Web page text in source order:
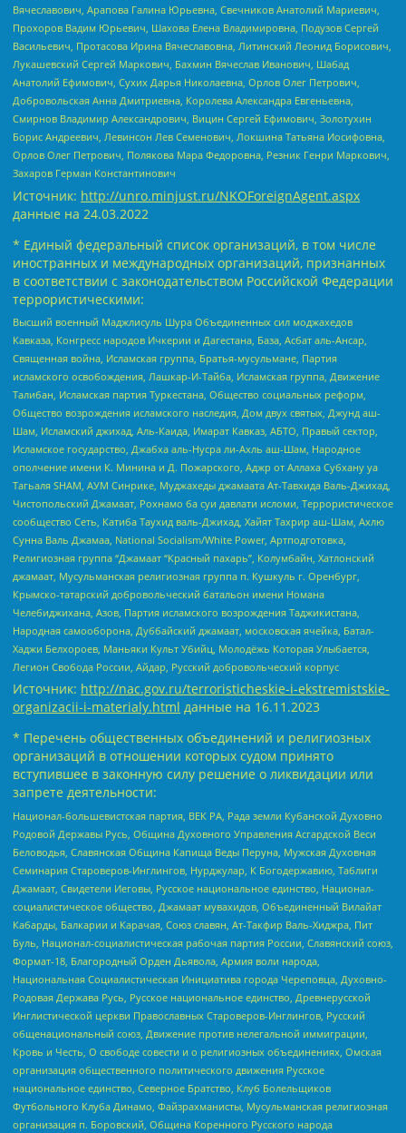
Вячеславович, Арапова Галина Юрьевна, Свечников Анатолий Мариевич,
Прохоров Вадим Юрьевич, Шахова Елена Владимировна, Подузов Сергей
Васильевич, Протасова Ирина Вячеславовна, Литинский Леонид Борисович,
Лукашевский Сергей Маркович, Бахмин Вячеслав Иванович, Шабад
Анатолий Ефимович, Сухих Дарья Николаевна, Орлов Олег Петрович,
Добровольская Анна Дмитриевна, Королева Александра Евгеньевна,
Смирнов Владимир Александрович, Вицин Сергей Ефимович, Золотухин
Борис Андреевич, Левинсон Лев Семенович, Локшина Татьяна Иосифовна,
Орлов Олег Петрович, Полякова Мара Федоровна, Резник Генри Маркович,
Захаров Герман Константинович
Источник: http://unro.minjust.ru/NKOForeignAgent.aspx
данные на 24.03.2022
* Единый федеральный список организаций, в том числе
иностранных и международных организаций, признанных
в соответствии с законодательством Российской Федерации
террористическими:
Высший военный Маджлисуль Шура Объединенных сил моджахедов
Кавказа, Конгресс народов Ичкерии и Дагестана, База, Асбат аль-Ансар,
Священная война, Исламская группа, Братья-мусульмане, Партия
исламского освобождения, Лашкар-И-Тайба, Исламская группа, Движение
Талибан, Исламская партия Туркестана, Общество социальных реформ,
Общество возрождения исламского наследия, Дом двух святых, Джунд аш-
Шам, Исламский джихад, Аль-Каида, Имарат Кавказ, АБТО, Правый сектор,
Исламское государство, Джабха аль-Нусра ли-Ахль аш-Шам, Народное
ополчение имени К. Минина и Д. Пожарского, Аджр от Аллаха Субхану уа
Тагьаля SHAM, АУМ Синрике, Муджахеды джамаата Ат-Тавхида Валь-Джихад,
Чистопольский Джамаат, Рохнамо ба суи давлати исломи, Террористическое
сообщество Сеть, Катиба Таухид валь-Джихад, Хайят Тахрир аш-Шам, Ахлю
Сунна Валь Джамаа, National Socialism/White Power, Артподготовка,
Религиозная группа “Джамаат “Красный пахарь”, Колумбайн, Хатлонский
джамаат, Мусульманская религиозная группа п. Кушкуль г. Оренбург,
Крымско-татарский добровольческий батальон имени Номана
Челебиджихана, Азов, Партия исламского возрождения Таджикистана,
Народная самооборона, Дуббайский джамаат, московская ячейка, Батал-
Хаджи Белхороев, Маньяки Культ Убийц, Молодёжь Которая Улыбается,
Легион Свобода России, Айдар, Русский добровольческий корпус
Источник: http://nac.gov.ru/terroristicheskie-i-ekstremistskie-
organizacii-i-materialy.html данные на 16.11.2023
* Перечень общественных объединений и религиозных
организаций в отношении которых судом принято
вступившее в законную силу решение о ликвидации или
запрете деятельности:
Национал-большевистская партия, ВЕК РА, Рада земли Кубанской Духовно
Родовой Державы Русь, Община Духовного Управления Асгардской Веси
Беловодья, Славянская Община Капища Веды Перуна, Мужская Духовная
Семинария Староверов-Инглингов, Нурджулар, К Богодержавию, Таблиги
Джамаат, Свидетели Иеговы, Русское национальное единство, Национал-
социалистическое общество, Джамаат мувахидов, Объединенный Вилайат
Кабарды, Балкарии и Карачая, Союз славян, Ат-Такфир Валь-Хиджра, Пит
Буль, Национал-социалистическая рабочая партия России, Славянский союз,
Формат-18, Благородный Орден Дьявола, Армия воли народа,
Национальная Социалистическая Инициатива города Череповца, Духовно-
Родовая Держава Русь, Русское национальное единство, Древнерусской
Инглистической церкви Православных Староверов-Инглингов, Русский
общенациональный союз, Движение против нелегальной иммиграции,
Кровь и Честь, О свободе совести и о религиозных объединениях, Омская
организация общественного политического движения Русское
национальное единство, Северное Братство, Клуб Болельщиков
Футбольного Клуба Динамо, Файзрахманисты, Мусульманская религиозная
организация п. Боровский, Община Коренного Русского народа